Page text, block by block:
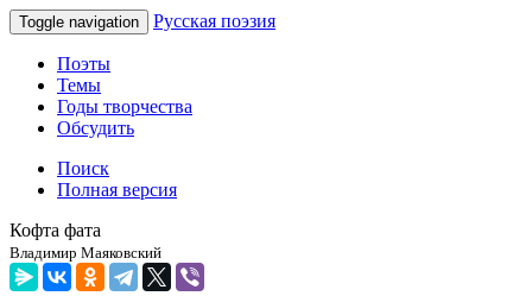
Toggle navigation Русская поэзия
Поэты
Темы
Годы творчества
Обсудить
Поиск
Полная версия
Кофта фата
Владимир Маяковский